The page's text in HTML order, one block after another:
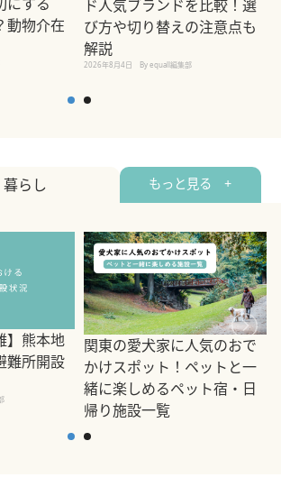
動物介在
ド人気ブランドを比較！選
び方や切り替えの注意点も
解説
2026年8月4日 By equall編集部
らし もっと見る +
】熊本地
難所開設
関東の愛犬家に人気のおで
かけスポット！ペットと一
緒に楽しめるペット宿・日
帰り施設一覧